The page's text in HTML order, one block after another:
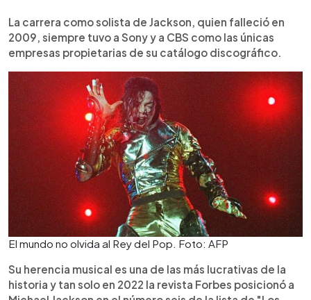
La carrera como solista de Jackson, quien falleció en
2009, siempre tuvo a Sony y a CBS como las únicas
empresas propietarias de su catálogo discográfico.
El mundo no olvida al Rey del Pop. Foto: AFP
Su herencia musical es una de las más lucrativas de la
historia y tan solo en 2022 la revista Forbes posicionó a